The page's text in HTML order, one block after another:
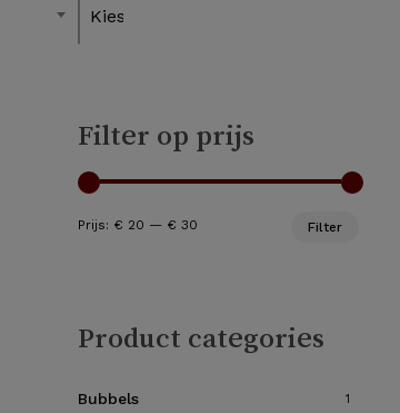
Kies een Lekker bij
Filter op prijs
Filter
Prijs: € 20 — € 30
Product categories
Bubbels 1